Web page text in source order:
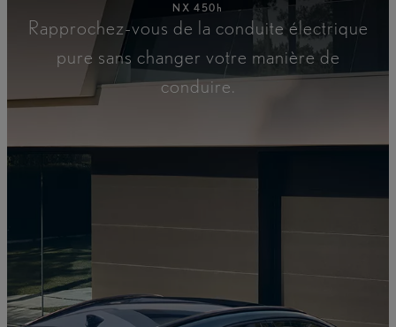
NX 450h
Rapprochez-vous de la conduite électrique
pure sans changer votre manière de
conduire.